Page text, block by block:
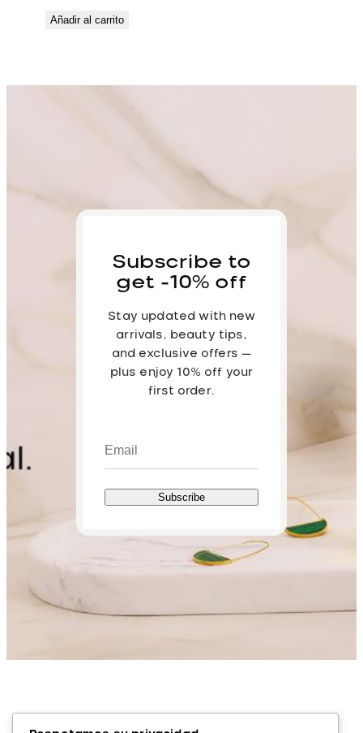
Añadir al carrito
Subscribe to
get -10% off
Stay updated with new
arrivals, beauty tips,
and exclusive offers —
plus enjoy 10% off your
first order.
Subscribe